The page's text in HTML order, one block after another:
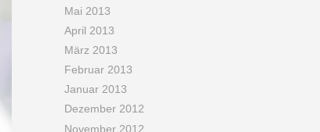
Mai 2013
April 2013
März 2013
Februar 2013
Januar 2013
Dezember 2012
November 2012